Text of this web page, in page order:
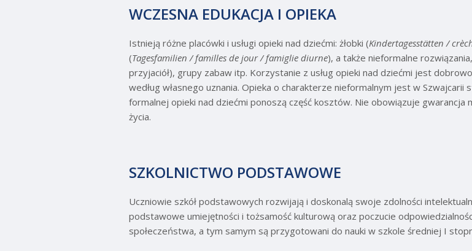
WCZESNA EDUKACJA I OPIEKA
Istnieją różne placówki i usługi opieki nad dziećmi: żłobki (Kindertagesstätten /
(Tagesfamilien / familles de jour / famiglie diurne), a także nieformalne
przyjaciół), grupy zabaw itp. Korzystanie z usług opieki nad dziećmi jest
według własnego uznania. Opieka o charakterze nieformalnym jest w
formalnej opieki nad dziećmi ponoszą część kosztów. Nie obowiązuje
życia.
SZKOLNICTWO PODSTAWOWE
Uczniowie szkół podstawowych rozwijają i doskonalą swoje zdolności
podstawowe umiejętności i tożsamość kulturową oraz poczucie
społeczeństwa, a tym samym są przygotowani do nauki w szkole średniej I